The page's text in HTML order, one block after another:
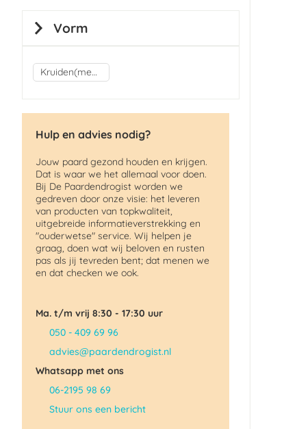
Vorm
Kruiden(mengsels)
Hulp en advies nodig?
Jouw paard gezond houden en krijgen.
Dat is waar we het allemaal voor doen.
Bij De Paardendrogist worden we
gedreven door onze visie: het leveren
van producten van topkwaliteit,
uitgebreide informatieverstrekking en
"ouderwetse" service. Wij helpen je
graag, doen wat wij beloven en rusten
pas als jij tevreden bent; dat menen we
en dat checken we ook.
Ma. t/m vrij 8:30 - 17:30 uur
050 - 409 69 96
advies@paardendrogist.nl
Whatsapp met ons
06-2195 98 69
Stuur ons een bericht